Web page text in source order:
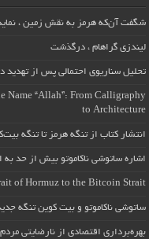
شگفت آن‌که هرمز به نقش زمین ،
لیندزی گراهام ، درگذشت
تحلیل سناریوی احتمالی پس از تهدید
Name “Allah”: From Calligraphy
to Architecture
انتشار کتاب از تنگه هرمز تا تنگه
اشاره ساتوشی ناکاموتو بیش از حد
of Hormuz to the Bitcoin Strait
ساتوشی ناکاموتو و بیت کوین تنگه
بهره‌برداری اقتصادی از نارضایتی